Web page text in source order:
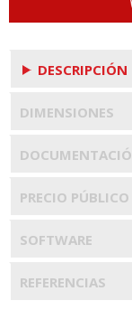
DESCRIPCIÓN
DIMENSIONES
PRECIO PÚBLICO
SOFTWARE
REFERENCIAS